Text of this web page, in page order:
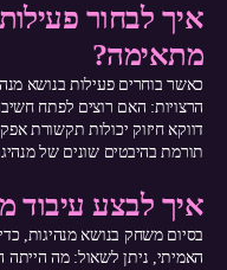
איך לבחור
מתאימה?
כאשר בוחרים פעילות בנושא
הרצויות: האם רוצים לפתח
דווקא חיזוק יכולות תקשורת
תורמת בהיבטים שונים של
איך לבצע עיבוד
בסיום משחק בנושא מנהיגות,
האמיתי, ניתן לשאול: מה